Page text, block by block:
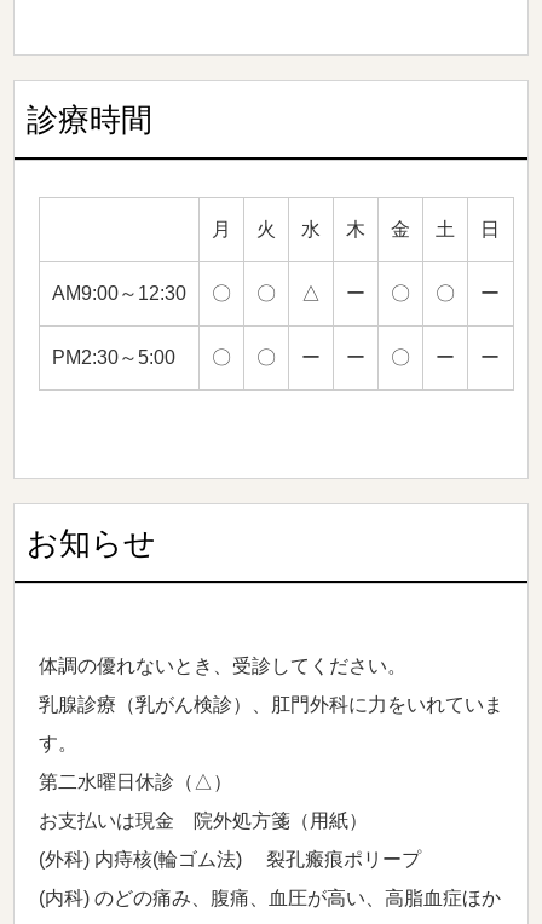
診療時間
月 火 水 木 金 土 日
AM9:00～12:30 〇 〇 △ ー 〇 〇 ー
PM2:30～5:00 〇 〇 ー ー 〇 ー ー
お知らせ
体調の優れないとき、受診してください。
乳腺診療（乳がん検診）、肛門外科に力をいれていま
す。
第二水曜日休診（△）
お支払いは現金 院外処方箋（用紙）
(外科) 内痔核(輪ゴム法) 裂孔瘢痕ポリープ
(内科) のどの痛み、腹痛、血圧が高い、高脂血症ほか